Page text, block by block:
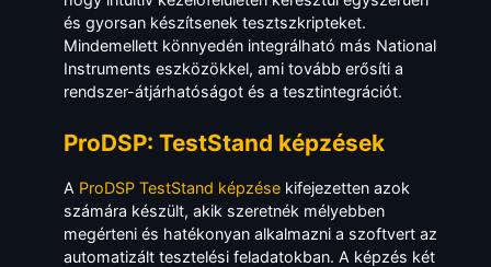
és gyorsan készítsenek tesztszkripteket.
Mindemellett könnyedén integrálható más National
Instruments eszközökkel, ami tovább erősíti a
rendszer-átjárhatóságot és a tesztintegrációt.
ProDSP: TestStand képzések
A ProDSP TestStand képzése kifejezetten azok
számára készült, akik szeretnék mélyebben
megérteni és hatékonyan alkalmazni a szoftvert az
automatizált tesztelési feladatokban. A képzés két